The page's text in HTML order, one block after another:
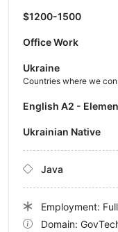
$1200-1500
Office Work
Ukraine
Countries where we
English A2 -
Ukrainian Native
Java
Employment:
Domain: